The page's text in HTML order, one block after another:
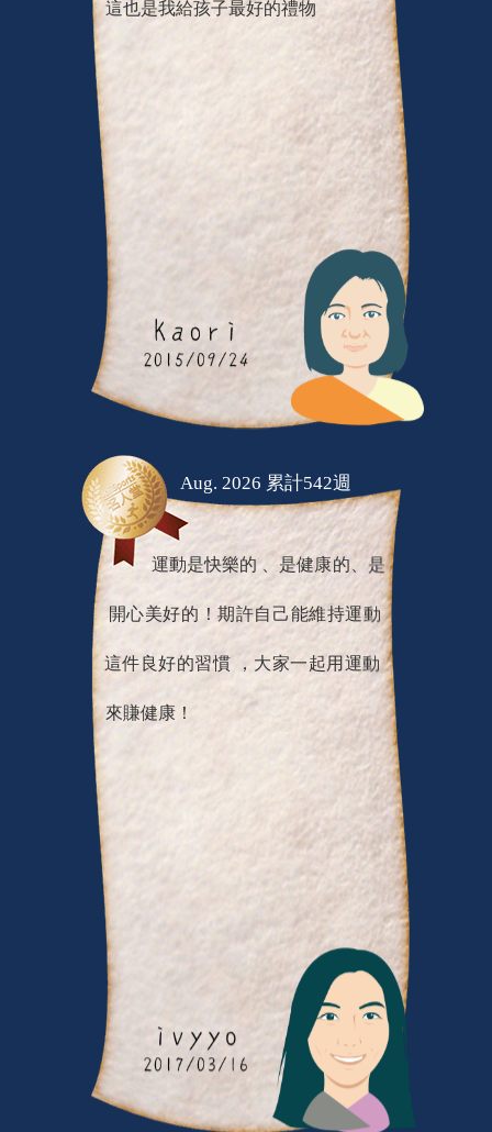
Aug. 2026 累計542週
運動是快樂的 、是健康的、是
開心美好的！期許自己能維持運動
這件良好的習慣 ，大家一起用運動
來賺健康！